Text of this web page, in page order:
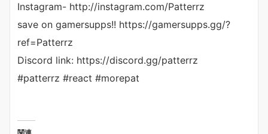
Instagram- http://instagram.com/Patterrz
save on gamersupps!! https://gamersupps.gg/?
ref=Patterrz
Discord link: https://discord.gg/patterrz
#patterrz #react #morepat